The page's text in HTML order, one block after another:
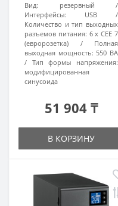
Вид:
резервный
Интерфейсы:
USB
Количество и тип выходных
разъемов питания: 6 х CEE 7
(евророзетка)
Полная
выходная мощность: 550 ВА
Тип формы напряжения:
модифицированная
синусоида
51 904 ₸
В КОРЗИНУ